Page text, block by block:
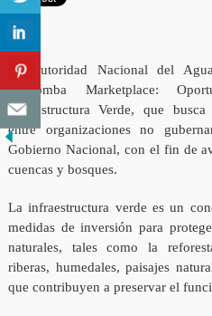
La Autoridad Nacional del
Katoomba Marketplace:
Infraestructura Verde, que busca
entre organizaciones no
Gobierno Nacional, con el fin de
cuencas y bosques.
La infraestructura verde es un
medidas de inversión para
naturales, tales como la
riberas, humedales, paisajes
que contribuyen a preservar el